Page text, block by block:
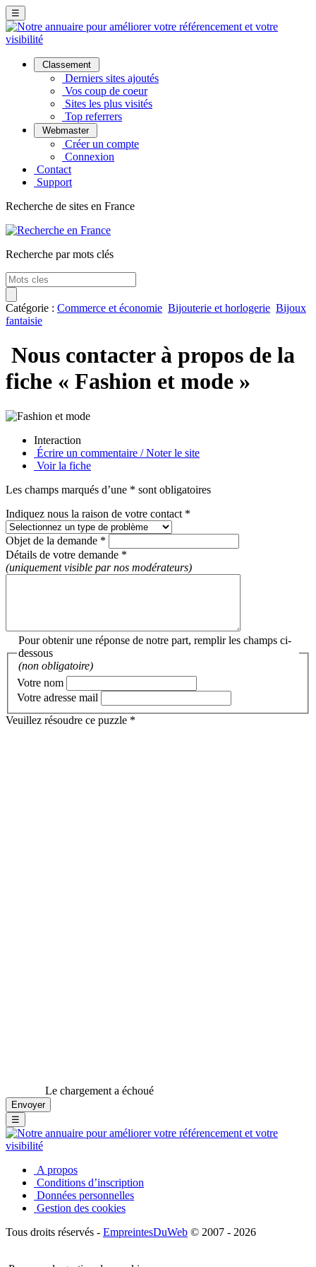
☰
Classement
Derniers sites ajoutés
Vos coup de coeur
Sites les plus visités
Top referrers
Webmaster
Créer un compte
Connexion
Contact
Support
Recherche de sites en France
Recherche par mots clés
Catégorie : Commerce et économie Bijouterie et horlogerie Bijoux
fantaisie
Nous contacter à propos de la
fiche « Fashion et mode »
Interaction
Écrire un commentaire / Noter le site
Voir la fiche
Les champs marqués d’une * sont obligatoires
Indiquez nous la raison de votre contact *
Objet de la demande *
Détails de votre demande *
(uniquement visible par nos modérateurs)
Pour obtenir une réponse de notre part, remplir les champs ci-
dessous
(non obligatoire)
Votre nom
Votre adresse mail
Veuillez résoudre ce puzzle *
Le chargement a échoué
☰
A propos
Conditions d’inscription
Données personnelles
Gestion des cookies
Tous droits réservés - EmpreintesDuWeb © 2007 - 2026